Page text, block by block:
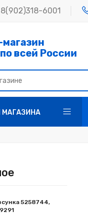
8(902)318-6001
всей России
МАГАЗИНА
5258744,